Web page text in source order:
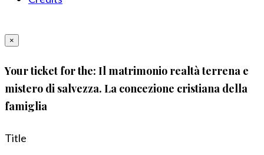
×
Your ticket for the: Il matrimonio realtà terrena e
mistero di salvezza. La concezione cristiana della
famiglia
Title